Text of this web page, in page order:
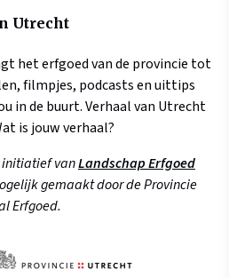
Utrecht
het erfgoed van de provincie tot
filmpjes, podcasts en uittips
in de buurt. Verhaal van Utrecht
is jouw verhaal?
initiatief vanLandschap Erfgoed
gemaakt door de Provincie
Erfgoed.